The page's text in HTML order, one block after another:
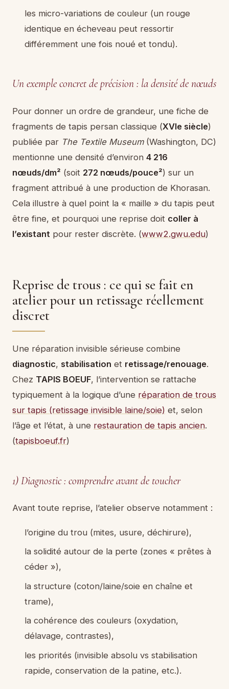
les micro-variations de couleur (un rouge
identique en écheveau peut ressortir
différemment une fois noué et tondu).
Un exemple concret de précision : la densité de nœuds
Pour donner un ordre de grandeur, une fiche de
fragments de tapis persan classique (XVIe siècle)
publiée par The Textile Museum(Washington, DC)
mentionne une densité d’environ 4 216
nœuds/dm² (soit 272 nœuds/pouce²) sur un
fragment attribué à une production de Khorasan.
Cela illustre à quel point la « maille » du tapis peut
être fine, et pourquoi une reprise doit coller à
l’existant pour rester discrète. (www2.gwu.edu)
Reprise de trous : ce qui se fait en
atelier pour un retissage réellement
discret
Une réparation invisible sérieuse combine
diagnostic, stabilisation et retissage/renouage.
Chez TAPIS BOEUF, l’intervention se rattache
typiquement à la logique d’une réparation de trous
sur tapis (retissage invisible laine/soie) et, selon
l’âge et l’état, à une restauration de tapis ancien.
(tapisboeuf.fr)
1) Diagnostic : comprendre avant de toucher
Avant toute reprise, l’atelier observe notamment :
l’origine du trou (mites, usure, déchirure),
la solidité autour de la perte (zones « prêtes à
céder »),
la structure (coton/laine/soie en chaîne et
trame),
la cohérence des couleurs (oxydation,
délavage, contrastes),
les priorités (invisible absolu vs stabilisation
rapide, conservation de la patine, etc.).